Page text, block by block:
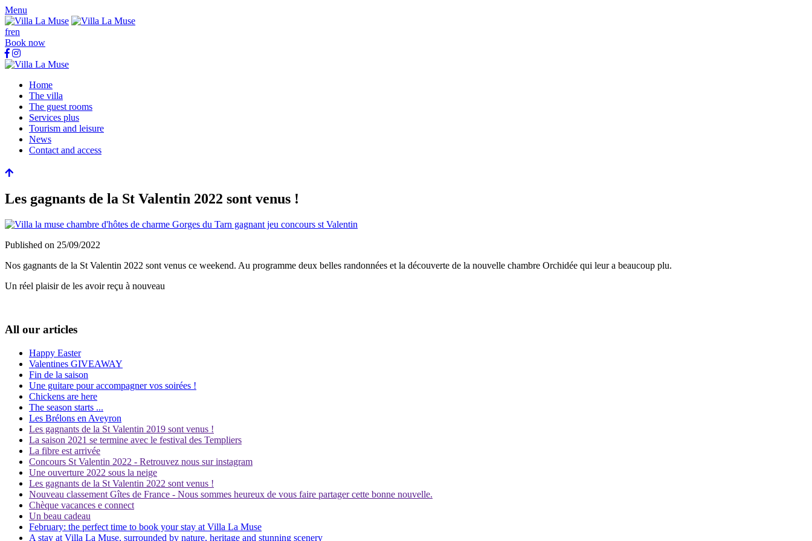
Menu
fren
Book now
Home
The villa
The guest rooms
Services plus
Tourism and leisure
News
Contact and access
Les gagnants de la St Valentin 2022 sont venus !
Published on 25/09/2022
Nos gagnants de la St Valentin 2022 sont venus ce weekend. Au programme deux belles randonnées et la découverte de la nouvelle chambre Orchidée qui leur a beaucoup plu.
Un réel plaisir de les avoir reçu à nouveau
All our articles
Happy Easter
Valentines GIVEAWAY
Fin de la saison
Une guitare pour accompagner vos soirées !
Chickens are here
The season starts ...
Les Brélons en Aveyron
Les gagnants de la St Valentin 2019 sont venus !
La saison 2021 se termine avec le festival des Templiers
La fibre est arrivée
Concours St Valentin 2022 - Retrouvez nous sur instagram
Une ouverture 2022 sous la neige
Les gagnants de la St Valentin 2022 sont venus !
Nouveau classement Gîtes de France - Nous sommes heureux de vous faire partager cette bonne nouvelle.
Chèque vacances e connect
Un beau cadeau
February: the perfect time to book your stay at Villa La Muse
A stay at Villa La Muse, surrounded by nature, heritage and stunning scenery